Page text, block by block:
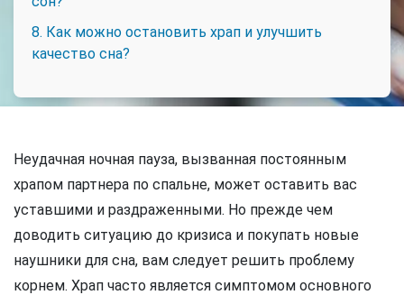
8. Как можно остановить храп и улучшить
качество сна?
Неудачная ночная пауза, вызванная постоянным
храпом партнера по спальне, может оставить вас
уставшими и раздраженными. Но прежде чем
доводить ситуацию до кризиса и покупать новые
наушники для сна, вам следует решить проблему
корнем. Храп часто является симптомом основного